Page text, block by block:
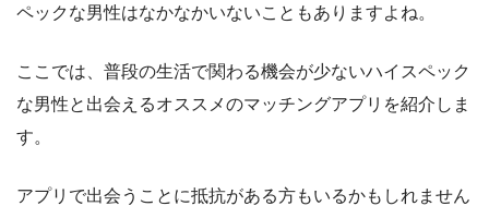
ペックな男性はなかなかいないこともありますよね。
ここでは、普段の生活で関わる機会が少ないハイスペック
な男性と出会えるオススメのマッチングアプリを紹介しま
す。
アプリで出会うことに抵抗がある方もいるかもしれません